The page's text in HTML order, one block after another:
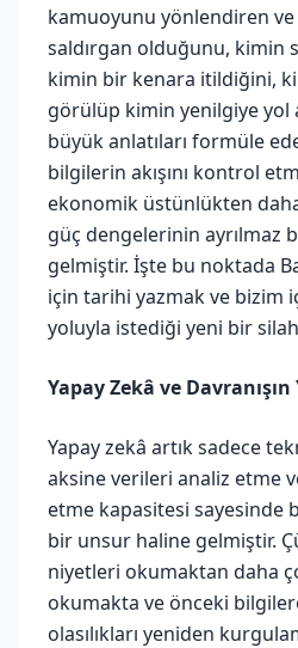
kamuoyunu yönlendiren
saldırgan olduğunu, kimin
kimin bir kenara itildiğini,
görülüp kimin yenilgiye yol
büyük anlatıları formüle
bilgilerin akışını kontrol
ekonomik üstünlükten
güç dengelerinin ayrılmaz
gelmiştir. İşte bu noktada
için tarihi yazmak ve bizim
yoluyla istediği yeni bir
Yapay Zekâ ve
Yapay zekâ artık sadece
aksine verileri analiz etme
etme kapasitesi sayesinde
bir unsur haline gelmiştir.
niyetleri okumaktan daha
okumakta ve önceki
olasılıkları yeniden